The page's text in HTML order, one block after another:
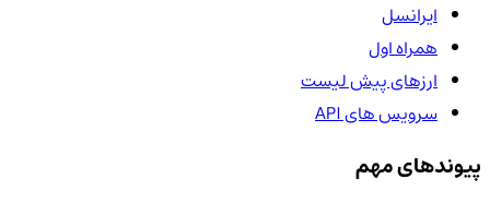
ایرانسل
همراه اول
ارزهای پیش لیست
سرویس های API
پیوندهای مهم